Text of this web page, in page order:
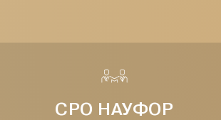
СРО НАУФОР